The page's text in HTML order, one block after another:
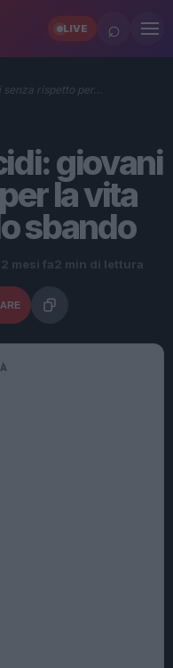
LIVE ⌕
senza rispetto per…
giovani
la vita
sbando
2 mesi fa2 min di lettura